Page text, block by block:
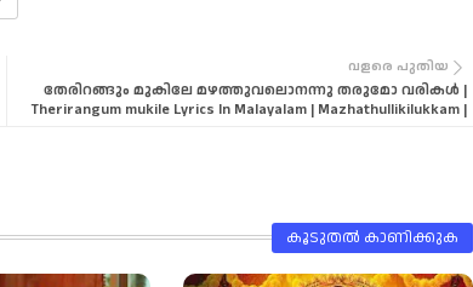
വളരെ പുതിയ
തേരിറങ്ങും മുകിലേ മഴത്തുവലൊനന്നു തരുമോ വരികൾ |
Therirangum mukile Lyrics In Malayalam | Mazhathullikilukkam |
കൂടുതൽ‍ കാണിക്കുക